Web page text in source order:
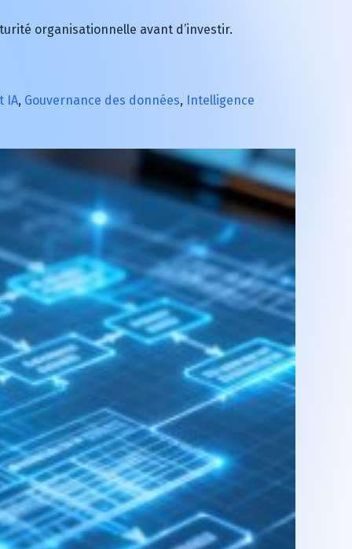
organisationnelle avant d’investir.
IA, Gouvernance des données, Intelligence